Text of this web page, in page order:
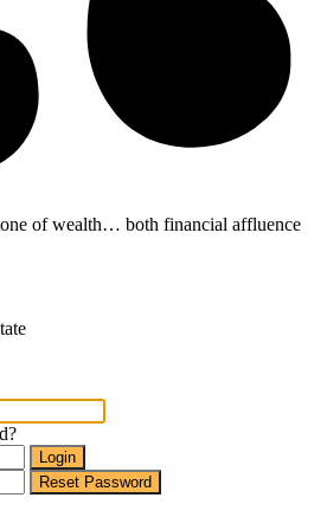
of wealth… both financial affluence
Login
Reset Password